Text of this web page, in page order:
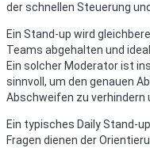
der schnellen Steuerung
Ein Stand-up wird
Teams abgehalten und
Ein solcher Moderator ist
sinnvoll, um den genauen
Abschweifen zu verhindern
Ein typisches Daily Stand-
Fragen dienen der